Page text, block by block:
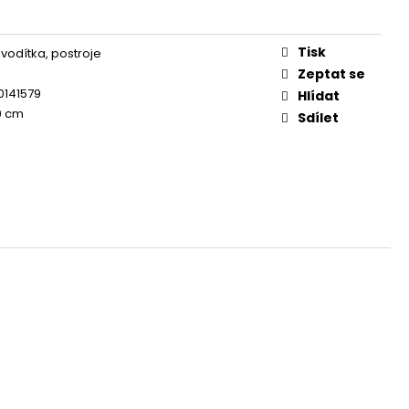
postroje
cm
Tisk
Zeptat se
Hlídat
Sdílet
YUMMY TUNA TREAT